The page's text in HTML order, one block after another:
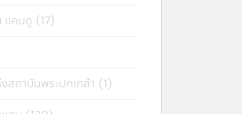
แคนดู (17)
สถาบันพระปกเกล้า (1)